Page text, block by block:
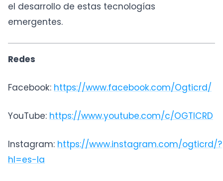
el desarrollo de estas tecnologías
emergentes.
Redes
Facebook: https://www.facebook.com/Ogticrd/
YouTube: https://www.youtube.com/c/OGTICRD
Instagram: https://www.instagram.com/ogticrd/?
hl=es-la